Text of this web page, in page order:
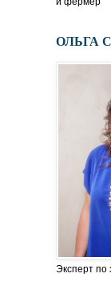
ОЛЬГА
Эксперт по